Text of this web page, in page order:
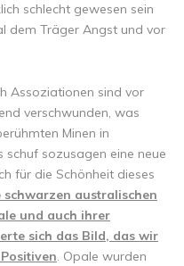
schlecht gewesen sein
dem Träger Angst und vor
Assoziationen sind vor
verschwunden, was
Minen in
schuf sozusagen eine neue
für die Schönheit dieses
schwarzen australischen
und auch ihrer
sich das Bild, das wir
. Opale wurden